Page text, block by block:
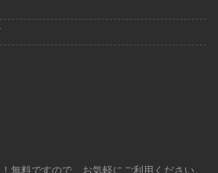
無料ですので、お気軽にご利用ください。